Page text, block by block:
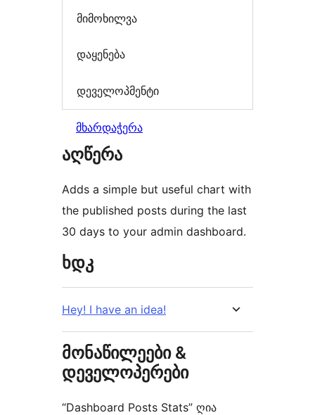
მიმოხილვა
დაყენება
დეველოპმენტი
მხარდაჭერა
აღწერა
Adds a simple but useful chart with
the published posts during the last
30 days to your admin dashboard.
ხდკ
Hey! I have an idea!
მონაწილეები &
დეველოპერები
“Dashboard Posts Stats” ღია